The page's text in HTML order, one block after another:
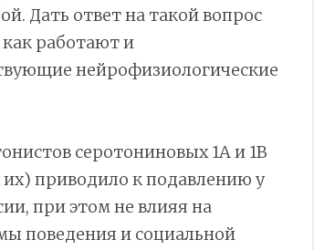
Дать ответ на такой вопрос
работают и
нейрофизиологические
серотониновых 1A и 1B
приводило к подавлению у
при этом не влияя на
поведения и социальной